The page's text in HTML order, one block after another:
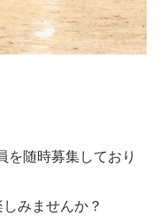
を随時募集しており
みませんか？